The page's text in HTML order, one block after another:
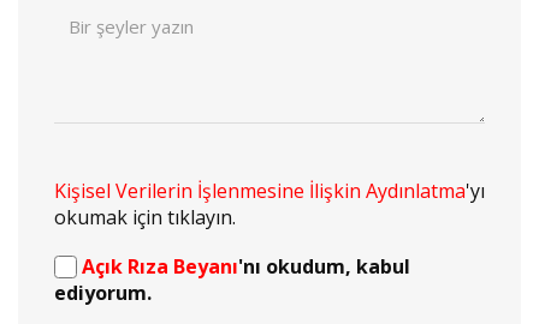
Kişisel Verilerin İşlenmesine İlişkin Aydınlatma'yı
okumak için tıklayın.
Açık Rıza Beyanı'nı okudum, kabul
ediyorum.